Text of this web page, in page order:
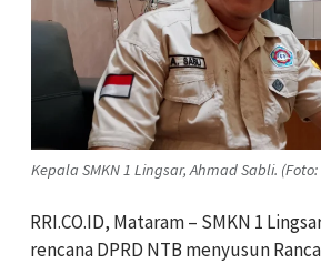
Kepala SMKN 1 Lingsar, Ahmad Sabli.
RRI.CO.ID, Mataram – SMKN 1
rencana DPRD NTB menyusun